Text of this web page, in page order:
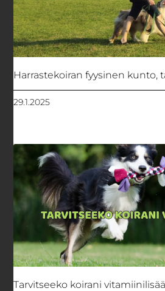
Harrastekoiran fyysinen kunto,
29.1.2025
Tarvitseeko koirani